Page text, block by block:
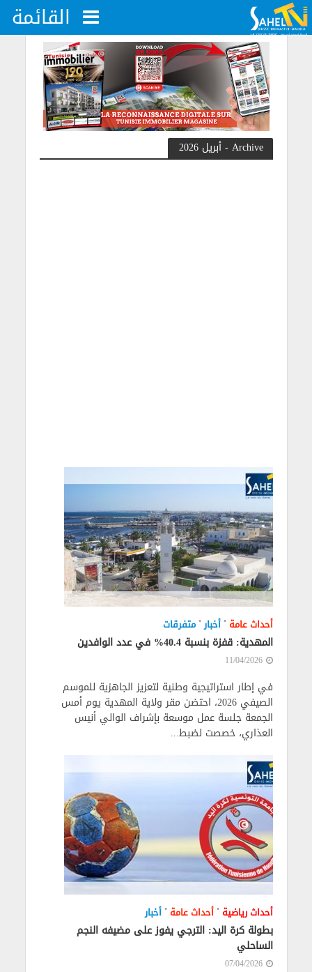
القائمة
Archive - أبريل 2026
أحداث عامة • أخبار• متفرقات
المهدية: قفزة بنسبة 40.4% في عدد الوافدين
11/04/2026
في إطار استراتيجية وطنية لتعزيز الجاهزية للموسم
الصيفي 2026، احتضن مقر ولاية المهدية يوم أمس
الجمعة جلسة عمل موسعة بإشراف الوالي أنيس
العذاري، خصصت لضبط...
أحداث رياضية • أحداث عامة • أخبار
بطولة كرة اليد: الترجي يفوز على مضيفه النجم
الساحلي
07/04/2026